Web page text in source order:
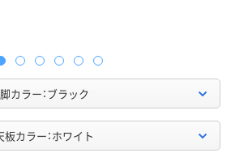
脚カラー：ブラック
板カラー：ホワイト